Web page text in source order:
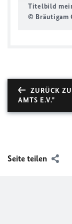
Titelbild
© Bräutigam
ZURÜCK
AMTS E.V."
Seite teilen